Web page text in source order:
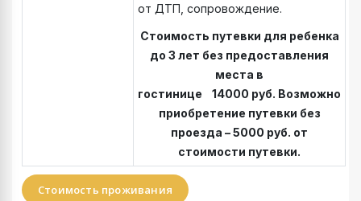
от ДТП, сопровождение.
Стоимость путевки для ребенка
до 3 лет без предоставления
места в
гостинице
14000 руб. Возможно
приобретение путевки без
проезда – 5000 руб. от
стоимости путевки.
Стоимость проживания